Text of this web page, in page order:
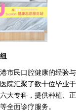
市民口腔健康的经验与
院汇聚了数十位毕业于
大专科，提供种植、正
全面诊疗服务。